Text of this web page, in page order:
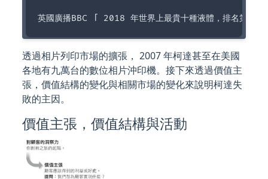
透過相片列印市場的擴張， 2007 年柯達甚至在美國
各地有九萬台的數位相片沖印機。接下來透過價值主
張，價值結構的變化與相關市場的變化來說明柯達失
敗的主因。
價值主張，價值結構與活動